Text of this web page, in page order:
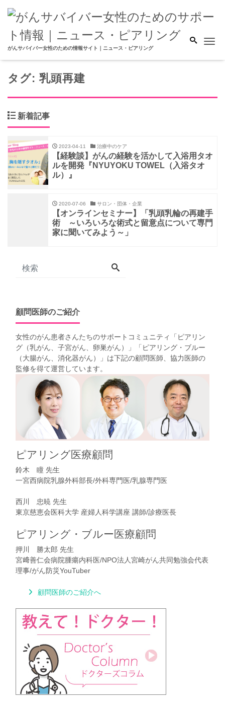
がんサバイバー女性のための情報サイト｜ニュース・ピアリング
タグ: 乳頭再建
新着記事
2023-04-11 治療中のケア
【経験談】がんの経験を活かして入浴用タオ
ルを開発『NYUYOKU TOWEL（入浴タオ
ル）』
2020-07-06 サロン・団体・企業
【オンラインセミナー】「乳頭乳輪の再建手
術 ～いろいろな術式と留意点について専門
家に聞いてみよう～」
顧問医師のご紹介
女性のがん患者さんたちのサポートコミュニティ「 ピアリン
グ（乳がん、子宮がん、卵巣がん）
」「 ピアリング・ブルー
（大腸がん、消化器がん）
」は下記の顧問医師、協力医師の
監修を得て運営しています。
ピアリング医療顧問
鈴木 瞳 先生
一宮西病院乳腺外科部長/外科専門医/乳腺専門医
西川 忠暁 先生
東京慈恵会医科大学 産婦人科学講座 講師/診療医長
ピアリング・ブルー医療顧問
押川 勝太郎 先生
宮﨑善仁会病院腫瘍内科医/NPO法人宮崎がん共同勉強会代表
理事/がん防災YouTuber
顧問医師のご紹介へ